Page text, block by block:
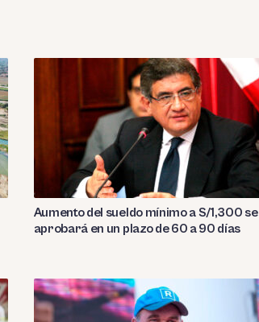
Aumento del sueldo mínimo a S/1,300 se
aprobará en un plazo de 60 a 90 días